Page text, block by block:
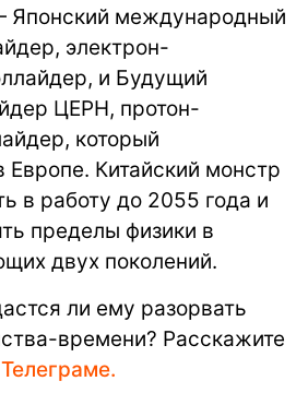
Японский международный
электрон-
и Будущий
ЦЕРН, протон-
который
Европе. Китайский монстр
в работу до 2055 года и
пределы физики в
двух поколений.
ли ему разорвать
времени? Расскажите